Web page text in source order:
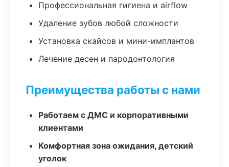
Профессиональная гигиена и airflow
Удаление зубов любой сложности
Установка скайсов и мини-имплантов
Лечение десен и пародонтология
Преимущества работы с нами
Работаем с ДМС и корпоративными
клиентами
Комфортная зона ожидания, детский
уголок